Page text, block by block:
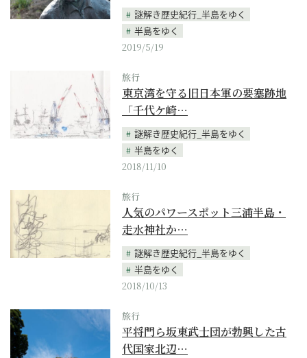
謎解き歴史紀行_半島をゆく
半島をゆく
2019/5/19
旅行
東京湾を守る旧日本軍の要塞跡地
「千代ケ崎…
謎解き歴史紀行_半島をゆく
半島をゆく
2018/11/10
旅行
人気のパワースポット三浦半島・
走水神社か…
謎解き歴史紀行_半島をゆく
半島をゆく
2018/10/13
旅行
平将門ら坂東武士団が勃興した古
代国家北辺…